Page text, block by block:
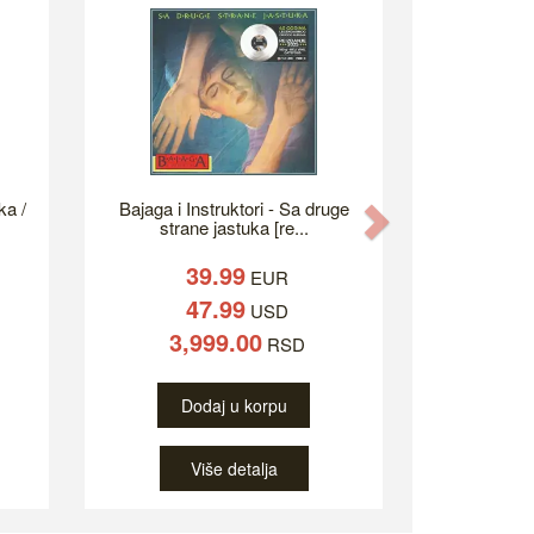
/ Bajaga i Instruktori - Sa druge
strane jastuka [re...
39.99EUR
47.99USD
3,999.00RSD
Dodaj u korpu
Više detalja